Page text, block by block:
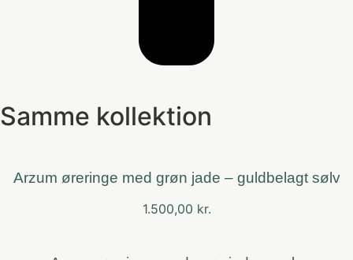
Samme kollektion
Arzum øreringe med grøn jade – guldbelagt sølv
1.500,00 kr.